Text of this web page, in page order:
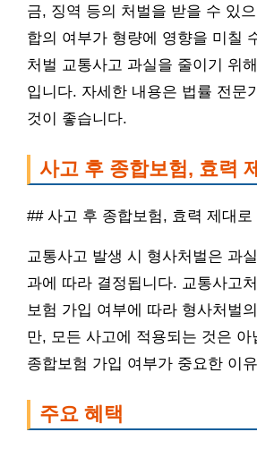
금, 징역 등의 처벌을 받을 수 있
합의 여부가 형량에 영향을 미칠
처벌 교통사고 과실을 줄이기 위
입니다. 자세한 내용은 법률 전문
것이 좋습니다.
사고 후 종합보험, 효력
## 사고 후 종합보험, 효력 제대로
교통사고 발생 시 형사처벌은 과
과에 따라 결정됩니다. 교통사고
보험 가입 여부에 따라 형사처벌
만, 모든 사고에 적용되는 것은 아
종합보험 가입 여부가 중요한 이
주요 혜택